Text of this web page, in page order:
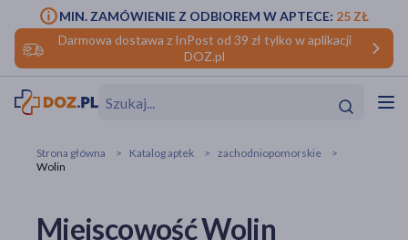
Darmowa dostawa z InPost od 39 zł tylko w aplikacji
DOZ.pl
MIN. ZAMÓWIENIE Z ODBIOREM W APTECE: 25 ZŁ
makijażu
Strona główna Katalog aptek
zachodniopomorskie
Wolin
Miejscowość Wolin